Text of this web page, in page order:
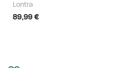
Lontra
89,99 €